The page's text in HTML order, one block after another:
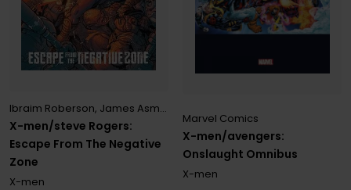
X-men/steve Rogers:
Escape From The Negative
Zone
Ibraim Roberson, James Asmus
X-men
X-men/avengers:
Onslaught Omnibus
Marvel Comics
X-men